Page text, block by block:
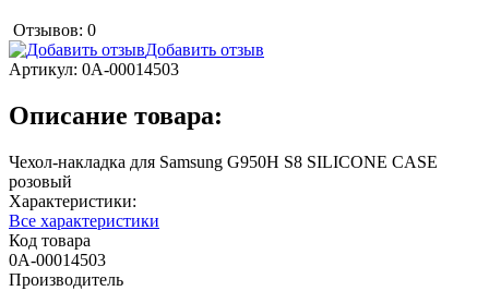
Отзывов: 0
Добавить отзыв
Артикул: 0А-00014503
Описание товара:
Чехол-накладка для Samsung G950H S8 SILICONE CASE
розовый
Характеристики:
Все характеристики
Код товара
0А-00014503
Производитель